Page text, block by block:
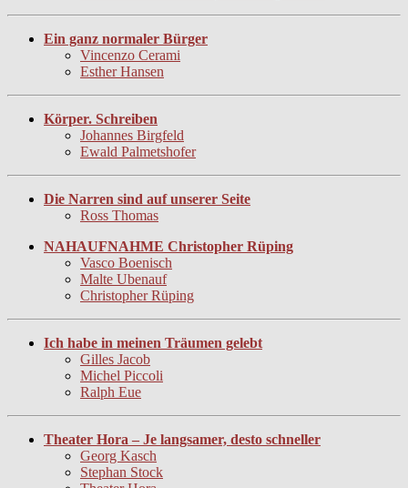
Ein ganz normaler Bürger
Vincenzo Cerami
Esther Hansen
Körper. Schreiben
Johannes Birgfeld
Ewald Palmetshofer
Die Narren sind auf unserer Seite
Ross Thomas
NAHAUFNAHME Christopher Rüping
Vasco Boenisch
Malte Ubenauf
Christopher Rüping
Ich habe in meinen Träumen gelebt
Gilles Jacob
Michel Piccoli
Ralph Eue
Theater Hora – Je langsamer, desto schneller
Georg Kasch
Stephan Stock